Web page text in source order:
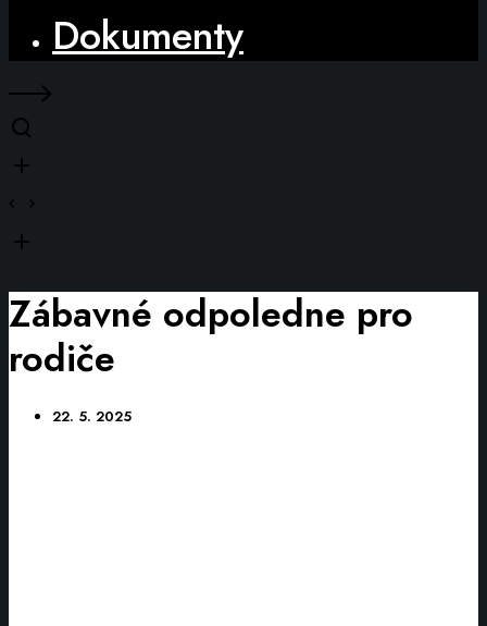
Dokumenty
Zábavné odpoledne pro
rodiče
22. 5. 2025